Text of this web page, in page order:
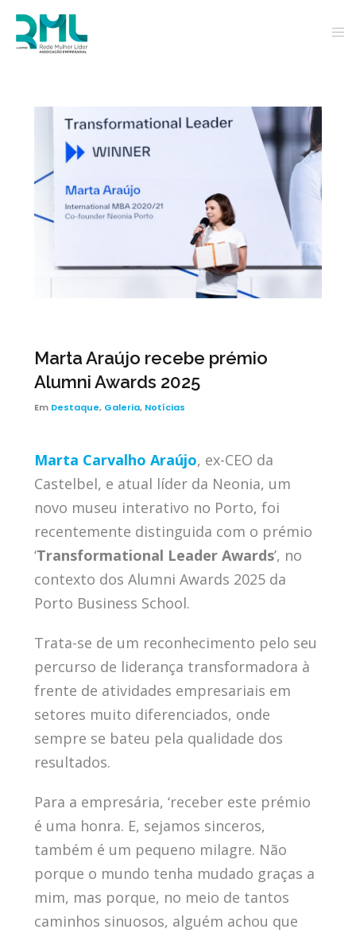
Marta Araújo recebe prémio
Alumni Awards 2025
Em Destaque, Galeria, Notícias
Marta Carvalho Araújo, ex-CEO da
Castelbel, e atual líder da Neonia, um
novo museu interativo no Porto, foi
recentemente distinguida com o prémio
‘Transformational Leader Awards’, no
contexto dos Alumni Awards 2025 da
Porto Business School.
Trata-se de um reconhecimento pelo seu
percurso de liderança transformadora à
frente de atividades empresariais em
setores muito diferenciados, onde
sempre se bateu pela qualidade dos
resultados.
Para a empresária, ‘receber este prémio
é uma honra. E, sejamos sinceros,
também é um pequeno milagre. Não
porque o mundo tenha mudado graças a
mim, mas porque, no meio de tantos
caminhos sinuosos, alguém achou que